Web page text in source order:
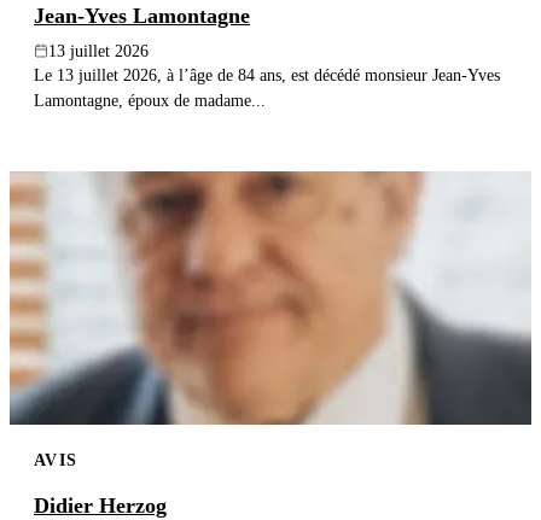
Jean-Yves Lamontagne
13 juillet 2026
Le 13 juillet 2026, à l’âge de 84 ans, est décédé monsieur Jean-Yves
Lamontagne, époux de madame...
AVIS
Didier Herzog